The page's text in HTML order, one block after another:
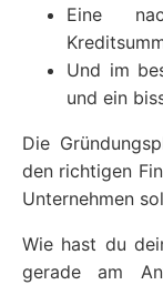
Eine
Und im
und ein
Die
den richtigen
Unternehmen
Wie hast du
gerade am